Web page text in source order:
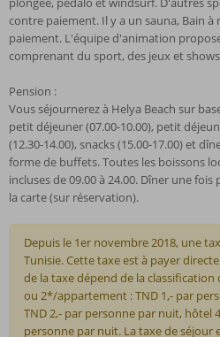
contre paiement. Il y a un sauna, Bain
paiement. L'équipe d'animation
comprenant du sport, des jeux et
Pension :
Vous séjournerez à Helya Beach sur
petit déjeuner (07.00-10.00), petit
(12.30-14.00), snacks (15.00-17.00) et
forme de buffets. Toutes les boissons
incluses de 09.00 à 24.00. Dîner une
la carte (sur réservation).
Depuis le 1er novembre 2018, une
Tunisie. Cette taxe est à payer
de la taxe dépend de la classification
ou 2*/appartement : TND 1,- par
TND 2,- par personne par nuit, hôtel
personne par nuit. La taxe de séjour